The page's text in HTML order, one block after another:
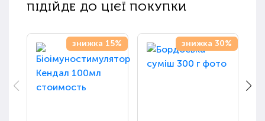
ПІДІЙДЕ ДО ЦІЄЇ ПОКУПКИ
знижка 15% знижка 30%